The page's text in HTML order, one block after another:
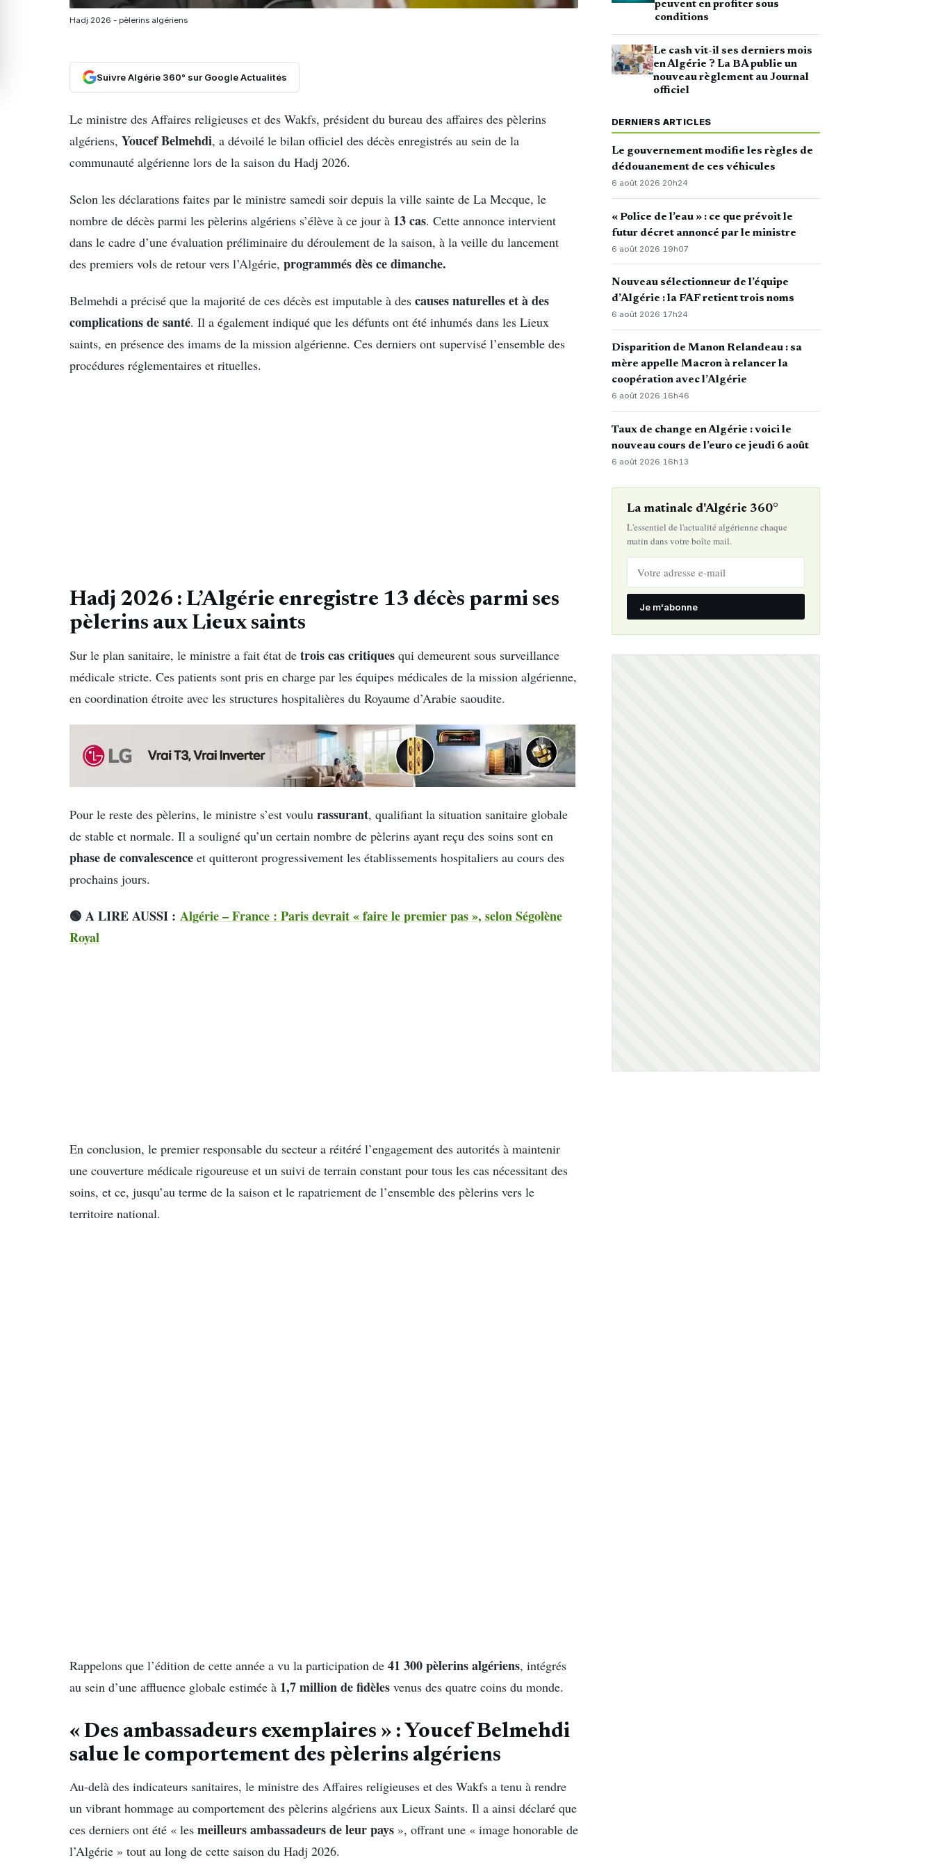
Hadj 2026 - pèlerins algériens
Suivre Algérie 360° sur Google Actualités
Le ministre des Affaires religieuses et des Wakfs, président du bureau des affaires des pèlerins
algériens, YoucefBelmehdi, a dévoilé le bilan officiel des décès enregistrés au sein de la
communauté algérienne lors de la saison du Hadj 2026.
Selon les déclarations faites par le ministre samedi soir depuis la ville sainte de La Mecque, le
nombre de décès parmi les pèlerins algériens s’élève à ce jour à 13 cas. Cette annonce intervient
dans le cadre d’une évaluation préliminaire du déroulement de la saison, à la veille du lancement
des premiers vols de retour vers l’Algérie, programmés dès ce dimanche.
Belmehdi a précisé que la majorité de ces décès est imputable à des causes naturelles et à des
complications de santé. Il a également indiqué que les défunts ont été inhumés dans les Lieux
saints, en présence des imams de la mission algérienne. Ces derniers ont supervisé l’ensemble des
procédures réglementaires et rituelles.
Hadj 2026 : L’Algérie enregistre 13 décès parmi ses
pèlerins aux Lieux saints
Sur le plan sanitaire, le ministre a fait état de trois cas critiques qui demeurent sous surveillance
médicale stricte. Ces patients sont pris en charge par les équipes médicales de la mission algérienne,
en coordination étroite avec les structures hospitalières du Royaume d’Arabie saoudite.
Pour le reste des pèlerins, le ministre s’est voulu rassurant, qualifiant la situation sanitaire globale
de stable et normale. Il a souligné qu’un certain nombre de pèlerins ayant reçu des soins sont en
phase de convalescence et quitteront progressivement les établissements hospitaliers au cours des
prochains jours.
🟢 A LIRE AUSSI : Algérie – France : Paris devrait « faire le premier pas », selon Ségolène
Royal
En conclusion, le premier responsable du secteur a réitéré l’engagement des autorités à maintenir
une couverture médicale rigoureuse et un suivi de terrain constant pour tous les cas nécessitant des
soins, et ce, jusqu’au terme de la saison et le rapatriement de l’ensemble des pèlerins vers le
territoire national.
Rappelons que l’édition de cette année a vu la participation de 41 300 pèlerins algériens, intégrés
au sein d’une affluence globale estimée à 1,7 million de fidèles venus des quatre coins du monde.
« Des ambassadeurs exemplaires » : Youcef Belmehdi
salue le comportement des pèlerins algériens
Au-delà des indicateurs sanitaires, le ministre des Affaires religieuses et des Wakfs a tenu à rendre
un vibrant hommage au comportement des pèlerins algériens aux Lieux Saints. Il a ainsi déclaré que
ces derniers ont été « les meilleurs ambassadeurs de leur pays », offrant une « image honorable de
l’Algérie » tout au long de cette saison du Hadj 2026.
peuvent en profiter sous
conditions
Le cash vit-il ses derniers mois
en Algérie ? La BA publie un
nouveau règlement au Journal
officiel
DERNIERS ARTICLES
Le gouvernement modifie les règles de
dédouanement de ces véhicules
6 août 2026·20h24
« Police de l’eau » : ce que prévoit le
futur décret annoncé par le ministre
6 août 2026· 19h07
Nouveau sélectionneur de l’équipe
d’Algérie : la FAF retient trois noms
6 août 2026·17h24
Disparition de Manon Relandeau : sa
mère appelle Macron à relancer la
coopération avec l’Algérie
6 août 2026·16h46
Taux de change en Algérie : voici le
nouveau cours de l’euro ce jeudi 6 août
6 août 2026· 16h13
La matinale d'Algérie 360°
L'essentiel de l'actualité algérienne chaque
matin dans votre boîte mail.
Je m'abonne